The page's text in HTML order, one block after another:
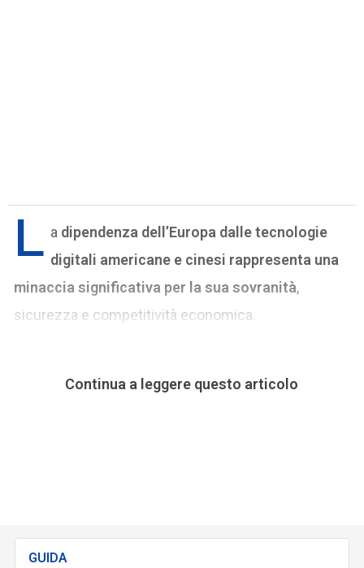
L a dipendenza dell’Europa dalle tecnologie
digitali americane e cinesi rappresenta una
minaccia significativa per la sua sovranità,
sicurezza e competitività economica.
Continua a leggere questo articolo
GUIDA